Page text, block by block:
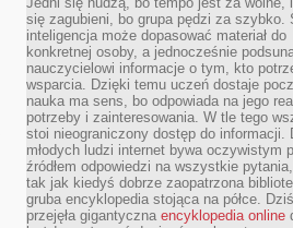
się zagubieni, bo grupa pędzi za szybko.
inteligencja może dopasować materiał do
konkretnej osoby, a jednocześnie
nauczycielowi informacje o tym, kto
wsparcia. Dzięki temu uczeń dostaje
nauka ma sens, bo odpowiada na jego
potrzeby i zainteresowania. W tle tego
stoi nieograniczony dostęp do informacji.
młodych ludzi internet bywa oczywistym
źródłem odpowiedzi na wszystkie
tak jak kiedyś dobrze zaopatrzona
gruba encyklopedia stojąca na półce.
przejęła gigantyczna encyklopedia online